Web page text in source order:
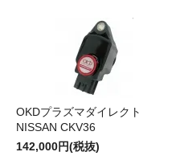
OKDプラズマダイレクト
NISSAN CKV36
142,000円(税抜)